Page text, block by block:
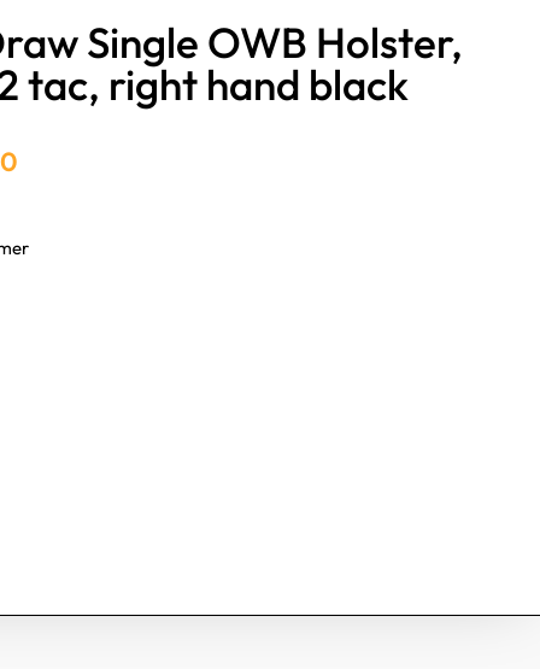
Single OWB Holster,
tac, right hand black